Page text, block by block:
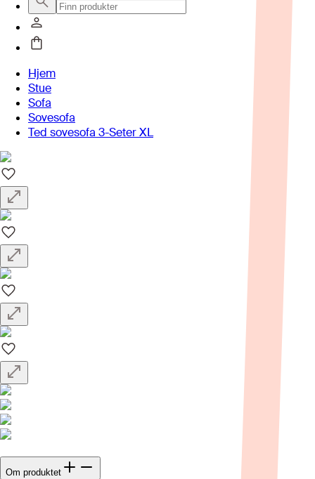
Hjem
Stue
Sofa
Sovesofa
Ted sovesofa 3-Seter XL
Om produktet